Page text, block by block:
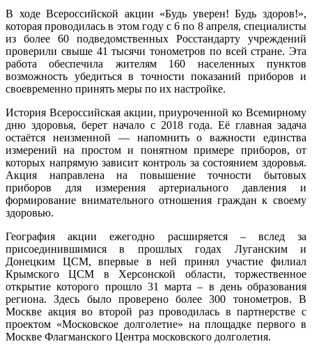
В ходе Всероссийской акции «Будь уверен! Будь здоров!»,
которая проводилась в этом году с 6 по 8 апреля, специалисты
из более 60 подведомственных Росстандарту учреждений
проверили свыше 41 тысячи тонометров по всей стране. Эта
работа обеспечила жителям 160 населенных пунктов
возможность убедиться в точности показаний приборов и
своевременно принять меры по их настройке.
История Всероссийская акции, приуроченной ко Всемирному
дню здоровья, берет начало с 2018 года. Её главная задача
остаётся неизменной — напомнить о важности единства
измерений на простом и понятном примере приборов, от
которых напрямую зависит контроль за состоянием здоровья.
Акция направлена на повышение точности бытовых
приборов для измерения артериального давления и
формирование внимательного отношения граждан к своему
здоровью.
География акции ежегодно расширяется – вслед за
присоединившимися в прошлых годах Луганским и
Донецким ЦСМ, впервые в ней принял участие филиал
Крымского ЦСМ в Херсонской области, торжественное
открытие которого прошло 31 марта – в день образования
региона. Здесь было проверено более 300 тонометров. В
Москве акция во второй раз проводилась в партнерстве с
проектом «Московское долголетие» на площадке первого в
Москве Флагманского Центра московского долголетия.